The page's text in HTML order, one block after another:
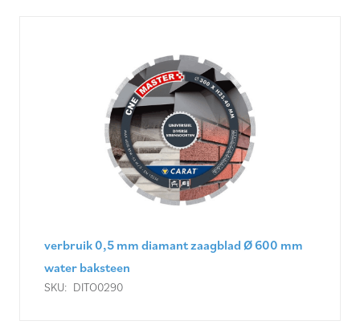
verbruik 0,5 mm diamant zaagblad Ø 600 mm
water baksteen
SKU: DITO0290